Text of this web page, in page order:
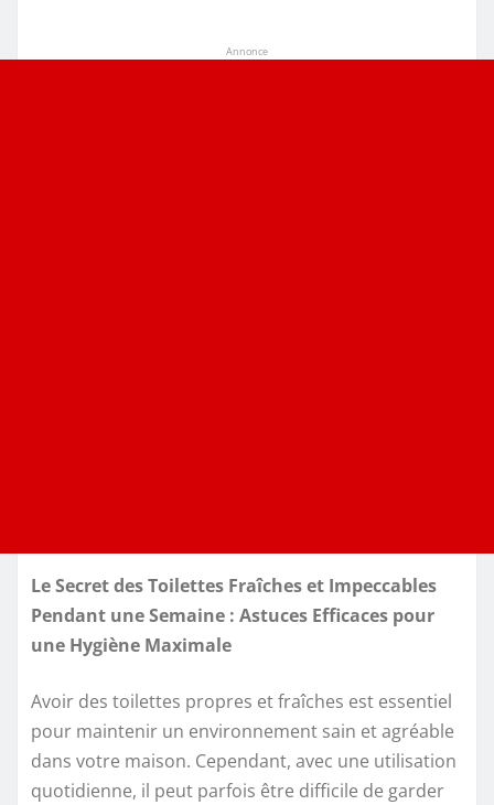
Annonce
Le Secret des Toilettes Fraîches et Impeccables
Pendant une Semaine : Astuces Efficaces pour
une Hygiène Maximale
Avoir des toilettes propres et fraîches est essentiel
pour maintenir un environnement sain et agréable
dans votre maison. Cependant, avec une utilisation
quotidienne, il peut parfois être difficile de garder